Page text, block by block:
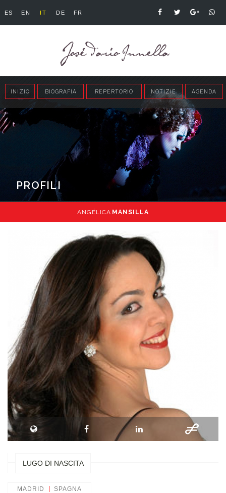
ES EN IT DE FR
INIZIO BIOGRAFIA REPERTORIO NOTIZIE AGENDA
PROFILI
ANGÉLICA MANSILLA
LUGO DI NASCITA
MADRID SPAGNA